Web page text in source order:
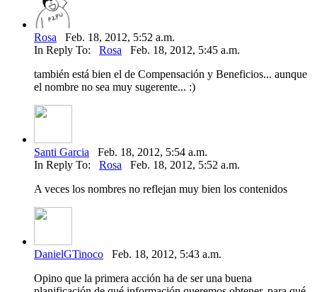
Rosa Feb. 18, 2012, 5:52 a.m.
In Reply To: Rosa Feb. 18, 2012, 5:45 a.m.
también está bien el de Compensación y Beneficios... aunque
el nombre no sea muy sugerente... :)
Santi Garcia Feb. 18, 2012, 5:54 a.m.
In Reply To: Rosa Feb. 18, 2012, 5:52 a.m.
A veces los nombres no reflejan muy bien los contenidos
DanielGTinoco Feb. 18, 2012, 5:43 a.m.
Opino que la primera acción ha de ser una buena